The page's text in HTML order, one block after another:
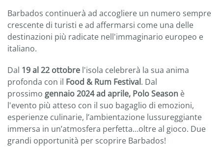
Barbados continuerà ad accogliere un numero sempre
crescente di turisti e ad affermarsi come una delle
destinazioni più radicate nell'immaginario europeo e
italiano.
Dal 19 al 22 ottobre l'isola celebrerà la sua anima
profonda con il Food & Rum Festival. Dal
prossimo gennaio 2024 ad aprile, Polo Season è
l'evento più atteso con il suo bagaglio di emozioni,
esperienze culinarie, l’ambientazione lussureggiante
immersa in un’atmosfera perfetta…oltre al gioco. Due
grandi opportunità per scoprire Barbados!